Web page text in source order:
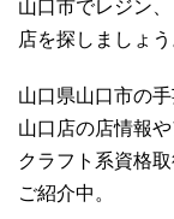
山口市でレジン
店を探しましょう
山口県山口市の
山口店の店情報
クラフト系資格
ご紹介中。